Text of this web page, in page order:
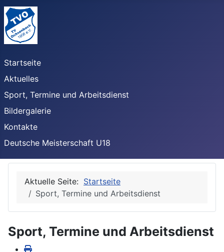
Startseite
Aktuelles
Sport, Termine und Arbeitsdienst
Bildergalerie
Kontakte
Deutsche Meisterschaft U18
Aktuelle Seite: Startseite
Sport, Termine und Arbeitsdienst
Sport, Termine und Arbeitsdienst